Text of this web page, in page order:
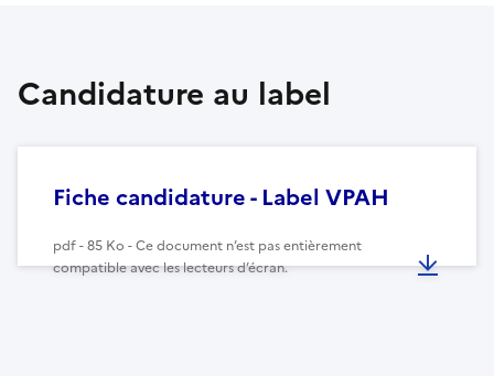
Candidature au label
Fiche candidature - Label VPAH
pdf - 85 Ko - Ce document n’est pas entièrement
compatible avec les lecteurs d’écran.